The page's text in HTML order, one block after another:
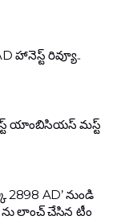
హానెస్ట్‌ రివ్యూ..
యాంబిసియస్ మస్ట్
2898 AD’ నుండి
లాంచ్ చేసిన టీం